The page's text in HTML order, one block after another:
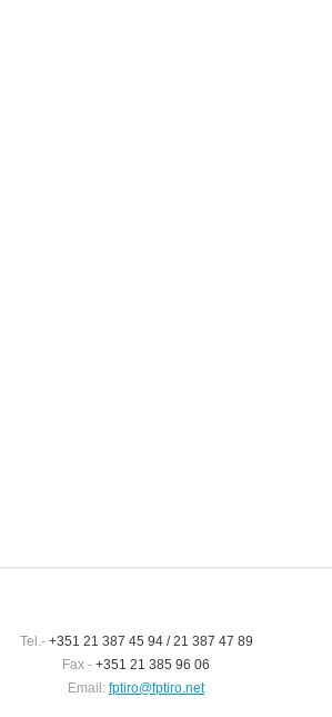
Tel.-+351 21 387 45 94 / 21 387 47 89
Fax - +351 21 385 96 06
Email: fptiro@fptiro.net